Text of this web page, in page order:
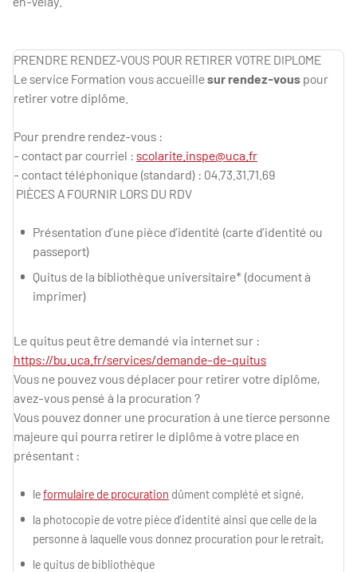
PRENDRE RENDEZ-VOUS POUR RETIRER VOTRE DIPLOME
Le service Formation vous accueillesur rendez-vous pour
retirer votre diplôme.
Pour prendre rendez-vous :
- contact par courriel : scolarite.inspe@uca.fr
- contact téléphonique (standard) : 04.73.31.71.69
PIÈCES A FOURNIR LORS DU RDV
Présentation d’une pièce d’identité (carte d’identité ou
passeport)
Quitus de la bibliothèque universitaire* (document à
imprimer)
Le quitus peut être demandé via internet sur :
https://bu.uca.fr/services/demande-de-quitus
Vous ne pouvez vous déplacer pour retirer votre diplôme,
avez-vous pensé à la procuration ?
Vous pouvez donner une procuration à une tierce personne
majeure qui pourra retirer le diplôme à votre place en
présentant :
leformulaire de procuration dûment complété et signé,
la photocopie de votre pièce d’identité ainsi que celle de la
personne à laquelle vous donnez procuration pour le retrait,
le quitus de bibliothèque